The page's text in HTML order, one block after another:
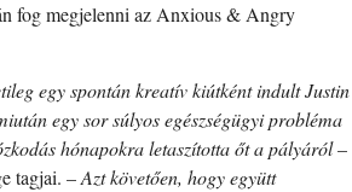
fog megjelenni az Anxious & Angry
egy spontán kreatív kiútként indult Justin
egy sor súlyos egészségügyi probléma
hónapokra letaszította őt a pályáról–
tagjai. –Azt követően, hogy együtt